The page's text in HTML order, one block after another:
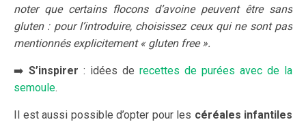
noter que certains flocons d’avoine peuvent être sans
gluten : pour l’introduire, choisissez ceux qui ne sont pas
mentionnés explicitement « gluten free ».
➡️ S’inspirer : idées de recettes de purées avec de la
semoule.
Il est aussi possible d’opter pour les céréales infantiles